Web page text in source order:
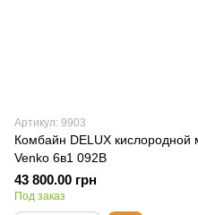
Артикул: 9903
Комбайн DELUX кислородной
Venko 6в1 092B
43 800.00 грн
Под заказ